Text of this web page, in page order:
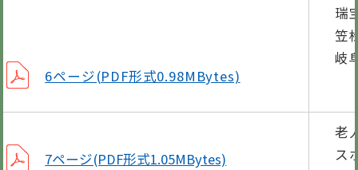
6ページ(PDF形式0.98MBytes)
瑞
笠
岐
7ページ(PDF形式1.05MBytes)
老
ス